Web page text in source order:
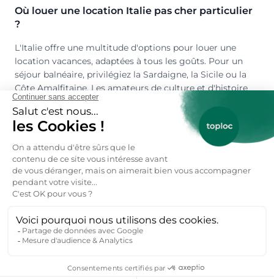
Où louer une location Italie pas cher particulier
?
L'Italie offre une multitude d'options pour louer une
location vacances, adaptées à tous les goûts. Pour un
séjour balnéaire, privilégiez la Sardaigne, la Sicile ou la
Côte Amalfitaine. Les amateurs de culture et d'histoire
opteront pour Rome, Florence ou Venise, tandis que ceux
en quête de nature et de tranquillité choisiront la
Toscane, les Dolomites ou les lacs du Nord comme le lac
de Côme ou le lac de Garde. Les régions rurales comme
l'Ombrie ou les Pouilles séduiront ceux qui recherchent
authenticité et paysages préservés.
Quelle est la capacité d'accueil d'une location
maison Italie bord de mer ?
plus de 20 personnes, selon le type de bien. Vous